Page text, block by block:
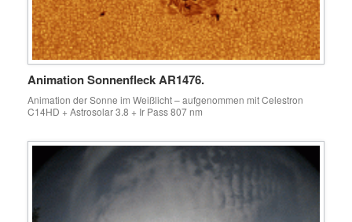
Animation Sonnenfleck AR1476.
Animation der Sonne im Weißlicht – aufgenommen mit Celestron
C14HD + Astrosolar 3.8 + Ir Pass 807 nm